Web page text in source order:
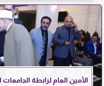
الأمين العام لرابطة